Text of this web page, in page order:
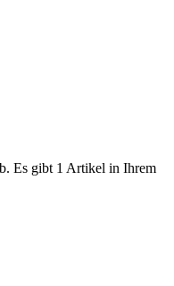
Es gibt 1 Artikel in Ihrem